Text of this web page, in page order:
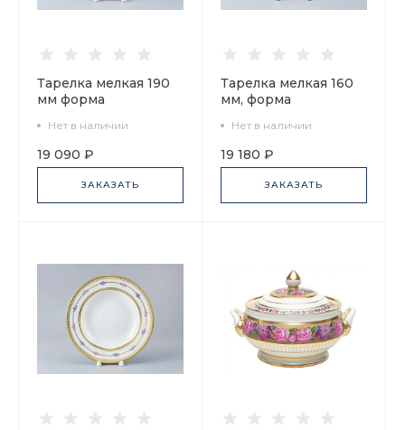
Тарелка мелкая 190
мм форма
рисунок
Воспоминание арт.
80.58172.00.1
Нет в наличии
19 090 ₽
ЗАКАЗАТЬ
Тарелка мелкая 160
мм, форма
рисунок
Воспоминание, арт.
80.58174.00.1
Нет в наличии
19 180 ₽
ЗАКАЗАТЬ